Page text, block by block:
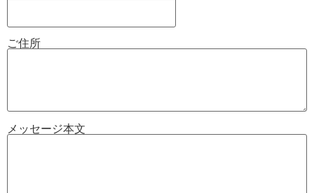
ご住所
メッセージ本文